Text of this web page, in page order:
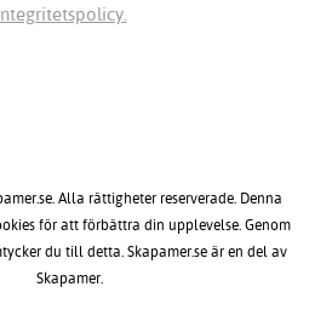
Alla rättigheter reserverade. Denna
för att förbättra din upplevelse. Genom
du till detta. Skapamer.se är en del av
Skapamer.